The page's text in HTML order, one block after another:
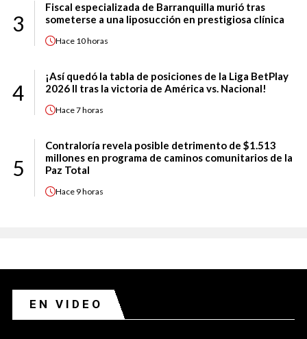
3
Fiscal especializada de Barranquilla murió tras
someterse a una liposucción en prestigiosa clínica
Hace 10 horas
4
¡Así quedó la tabla de posiciones de la Liga BetPlay
2026 II tras la victoria de América vs. Nacional!
Hace7 horas
5
Contraloría revela posible detrimento de $1.513
millones en programa de caminos comunitarios de la
Paz Total
Hace 9 horas
EN VIDEO